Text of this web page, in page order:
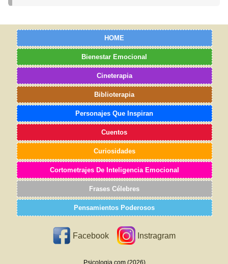
HOME
Bienestar Emocional
Cineterapia
Biblioterapia
Personajes Que Inspiran
Cuentos
Curiosidades
Cortometrajes De Inteligencia Emocional
Frases Célebres
Pensamientos Poderosos
Facebook Instragram
Psicologia.com (2026)